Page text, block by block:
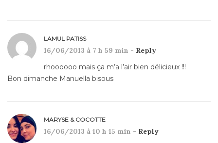
LAMUL PATISS
16/06/2013 à 7 h 59 min - Reply
rhoooooo mais ça m’a l’air bien délicieux !!!
Bon dimanche Manuella bisous
MARYSE & COCOTTE
16/06/2013 à 10 h 15 min - Reply